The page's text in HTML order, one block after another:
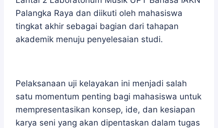
Palangka Raya dan diikuti oleh mahasiswa
tingkat akhir sebagai bagian dari tahapan
akademik menuju penyelesaian studi.
Pelaksanaan uji kelayakan ini menjadi salah
satu momentum penting bagi mahasiswa untuk
mempresentasikan konsep, ide, dan kesiapan
karya seni yang akan dipentaskan dalam tugas